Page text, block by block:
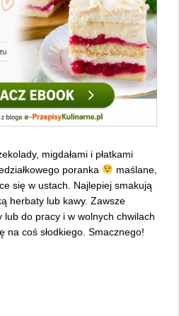
migdałami i płatkami
poranka
maślane,
się w ustach. Najlepiej smakują
herbaty lub kawy. Zawsze
lub do pracy i w wolnych chwilach
na coś słodkiego. Smacznego!